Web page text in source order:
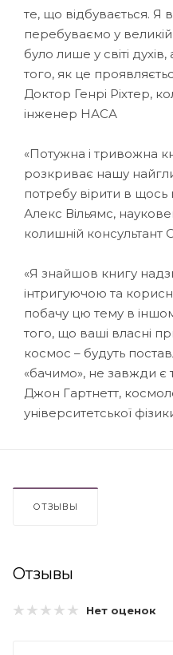
те, що відбувається. Я
перебуваємо у
було лише у світі
того, як це
Доктор Генрі Ріхтер,
інженер НАСА
«Потужна і тривожна
розкриває нашу
потребу вірити в щось
Алекс Вільямс,
колишній консультант
«Я знайшов книгу
інтригуючою та
побачу цю тему в
того, що ваші власні
космос – будуть
«бачимо», не завжди є
Джон Гартнетт,
університетської
ОТЗЫВЫ
Отзывы
Нет оценок